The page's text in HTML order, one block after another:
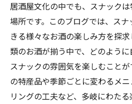
居酒屋文化の中でも、スナック
場所です。このブログでは、ス
きる様々なお酒の楽しみ方を探
類のお酒が揃う中で、どのように
スナックの雰囲気を楽しむこと
の特産品や季節ごとに変わるメ
リングの工夫など、多岐にわた